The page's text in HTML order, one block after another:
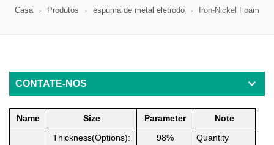
Casa Produtos espuma de metal eletrodo Iron-Nickel Foam
CONTATE-NOS
Name Size Parameter Note
Thickness(Options):
98%
Quantity